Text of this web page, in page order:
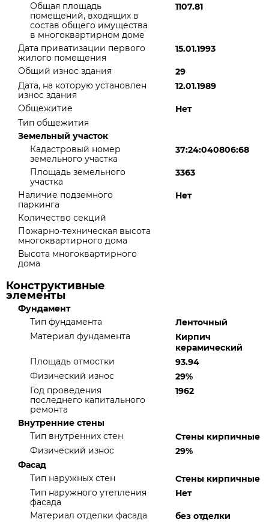
Общая площадь
помещений, входящих в
состав общего имущества
в многоквартирном доме
1107.81
Дата приватизации первого
жилого помещения
15.01.1993
Общий износ здания
29
Дата, на которую установлен
износ здания
12.01.1989
Общежитие
Нет
Тип общежития
Земельный участок
Кадастровый номер
земельного участка
37:24:040806:68
Площадь земельного
участка
3363
Наличие подземного
паркинга
Нет
Количество секций
Пожарно-техническая высота
многоквартирного дома
Высота многоквартирного
дома
Конструктивные
элементы
Фундамент
Тип фундамента
Ленточный
Материал фундамента
Кирпич
керамический
Площадь отмостки
93.94
Физический износ
29%
Год проведения
последнего капитального
ремонта
1962
Внутренние стены
Тип внутренних стен
Стены кирпичные
Физический износ
29%
Фасад
Тип наружных стен
Стены кирпичные
Тип наружного утепления
фасада
Нет
Материал отделки фасада
без отделки